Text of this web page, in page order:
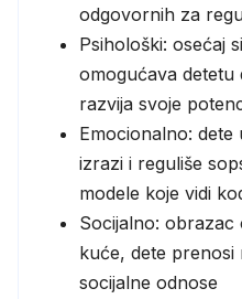
odgovornih za
Psihološki: osećaj
omogućava detetu
razvija svoje
Emocionalno:
izrazi i reguliše
modele koje vidi
Socijalno: obrazac
kuće, dete prenosi
socijalne odnose